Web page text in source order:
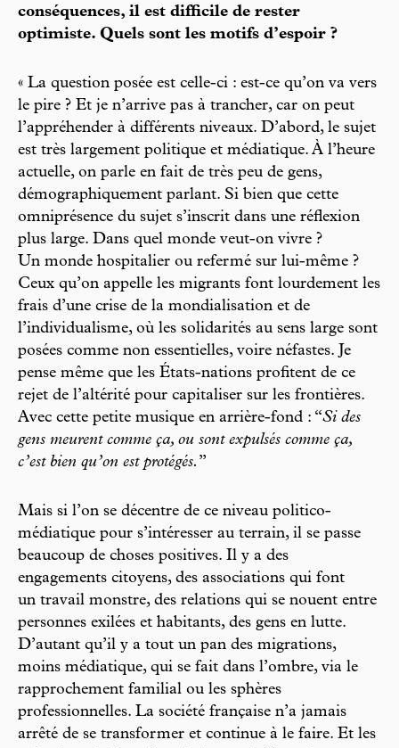
conséquences, il est difficile de rester
optimiste. Quels sont les motifs d’espoir ?
« La question posée est celle-ci : est-ce qu’on va vers
le pire ? Et je n’arrive pas à trancher, car on peut
l’appréhender à différents niveaux. D’abord, le sujet
est très largement politique et médiatique. À l’heure
actuelle, on parle en fait de très peu de gens,
démographiquement parlant. Si bien que cette
omniprésence du sujet s’inscrit dans une réflexion
plus large. Dans quel monde veut-on vivre ?
Un monde hospitalier ou refermé sur lui-même ?
Ceux qu’on appelle les migrants font lourdement les
frais d’une crise de la mondialisation et de
l’individualisme, où les solidarités au sens large sont
posées comme non essentielles, voire néfastes. Je
pense même que les États-nations profitent de ce
rejet de l’altérité pour capitaliser sur les frontières.
Avec cette petite musique en arrière-fond : “Si des
gens meurent comme ça, ou sont expulsés comme ça,
c’est bien qu’on est protégés. ”
Mais si l’on se décentre de ce niveau politico-
médiatique pour s’intéresser au terrain, il se passe
beaucoup de choses positives. Il y a des
engagements citoyens, des associations qui font
un travail monstre, des relations qui se nouent entre
personnes exilées et habitants, des gens en lutte.
D’autant qu’il y a tout un pan des migrations,
moins médiatique, qui se fait dans l’ombre, via le
rapprochement familial ou les sphères
professionnelles. La société française n’a jamais
arrêté de se transformer et continue à le faire. Et les